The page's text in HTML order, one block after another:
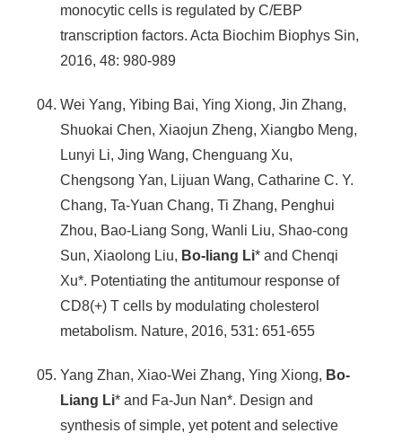
monocytic cells is regulated by C/EBP
transcription factors. Acta Biochim Biophys Sin,
2016, 48: 980-989
Wei Yang, Yibing Bai, Ying Xiong, Jin Zhang,
Shuokai Chen, Xiaojun Zheng, Xiangbo Meng,
Lunyi Li, Jing Wang, Chenguang Xu,
Chengsong Yan, Lijuan Wang, Catharine C. Y.
Chang, Ta-Yuan Chang, Ti Zhang, Penghui
Zhou, Bao-Liang Song, Wanli Liu, Shao-cong
Sun, Xiaolong Liu, Bo-liang Li* and Chenqi
Xu*. Potentiating the antitumour response of
CD8(+) T cells by modulating cholesterol
metabolism. Nature, 2016, 531: 651-655
Yang Zhan, Xiao-Wei Zhang, Ying Xiong, Bo-
Liang Li* and Fa-Jun Nan*. Design and
synthesis of simple, yet potent and selective